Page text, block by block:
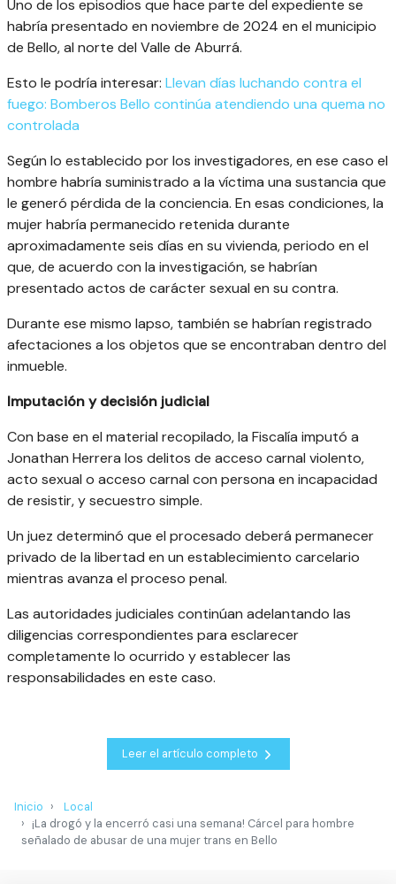
Uno de los episodios que hace parte del expediente se
habría presentado en noviembre de 2024 en el municipio
de Bello, al norte del Valle de Aburrá.
Esto le podría interesar: Llevan días luchando contra el
fuego: Bomberos Bello continúa atendiendo una quema no
controlada
Según lo establecido por los investigadores, en ese caso el
hombre habría suministrado a la víctima una sustancia que
le generó pérdida de la conciencia. En esas condiciones, la
mujer habría permanecido retenida durante
aproximadamente seis días en su vivienda, periodo en el
que, de acuerdo con la investigación, se habrían
presentado actos de carácter sexual en su contra.
Durante ese mismo lapso, también se habrían registrado
afectaciones a los objetos que se encontraban dentro del
inmueble.
Imputación y decisión judicial
Con base en el material recopilado, la Fiscalía imputó a
Jonathan Herrera los delitos de acceso carnal violento,
acto sexual o acceso carnal con persona en incapacidad
de resistir, y secuestro simple.
Un juez determinó que el procesado deberá permanecer
privado de la libertad en un establecimiento carcelario
mientras avanza el proceso penal.
Las autoridades judiciales continúan adelantando las
diligencias correspondientes para esclarecer
completamente lo ocurrido y establecer las
responsabilidades en este caso.
Leer el artículo completo
Inicio
Local
¡La drogó y la encerró casi una semana! Cárcel para hombre
señalado de abusar de una mujer trans en Bello